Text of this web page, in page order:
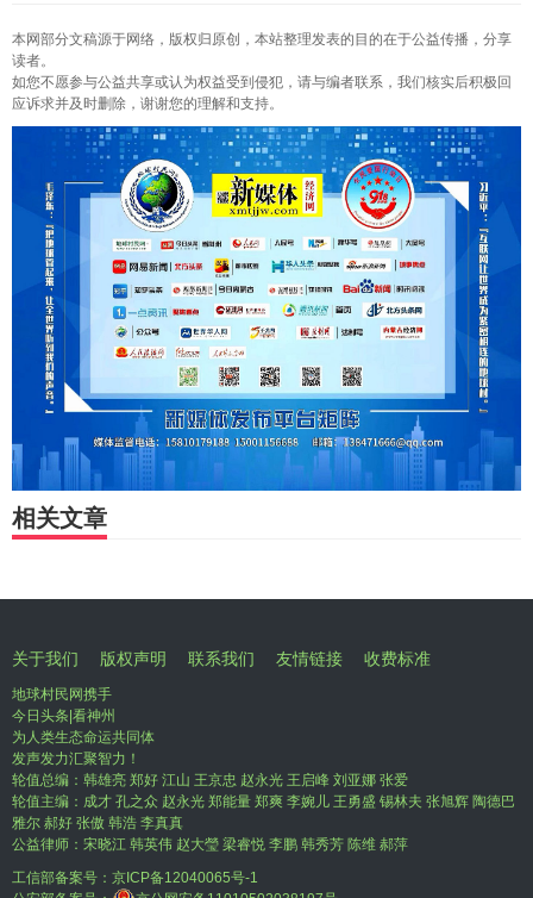
本网部分文稿源于网络，版权归原创，本站整理发表的目的在于公益传播，分享
读者。
如您不愿参与公益共享或认为权益受到侵犯，请与编者联系，我们核实后积极回
应诉求并及时删除，谢谢您的理解和支持。
相关文章
关于我们 版权声明 联系我们 友情链接 收费标准
地球村民网携手
今日头条|看神州
为人类生态命运共同体
发声发力汇聚智力！
轮值总编：韩雄亮 郑好 江山 王京忠 赵永光 王启峰 刘亚娜 张爱
轮值主编：成才 孔之众 赵永光 郑能量 郑爽 李婉儿 王勇盛 锡林夫 张旭辉 陶德巴
雅尔 郝好 张傲 韩浩 李真真
公益律师：宋晓江 韩英伟 赵大瑩 梁睿悦 李鹏 韩秀芳 陈维 郝萍
工信部备案号： 京ICP备12040065号-1